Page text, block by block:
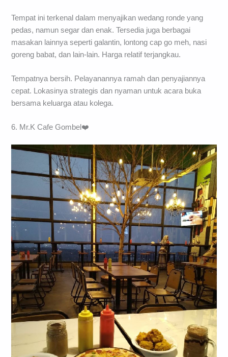
Tempat ini terkenal dalam menyajikan wedang ronde yang
pedas, namun segar dan enak. Tersedia juga berbagai
masakan lainnya seperti galantin, lontong cap go meh, nasi
goreng babat, dan lain-lain. Harga relatif terjangkau.
Tempatnya bersih. Pelayanannya ramah dan penyajiannya
cepat. Lokasinya strategis dan nyaman untuk acara buka
bersama keluarga atau kolega.
6. Mr.K Cafe Gombel❤️